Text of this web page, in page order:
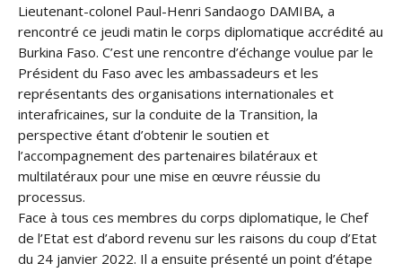
Lieutenant-colonel Paul-Henri Sandaogo DAMIBA, a
rencontré ce jeudi matin le corps diplomatique accrédité au
Burkina Faso. C’est une rencontre d’échange voulue par le
Président du Faso avec les ambassadeurs et les
représentants des organisations internationales et
interafricaines, sur la conduite de la Transition, la
perspective étant d’obtenir le soutien et
l’accompagnement des partenaires bilatéraux et
multilatéraux pour une mise en œuvre réussie du
processus.
Face à tous ces membres du corps diplomatique, le Chef
de l’Etat est d’abord revenu sur les raisons du coup d’Etat
du 24 janvier 2022. Il a ensuite présenté un point d’étape